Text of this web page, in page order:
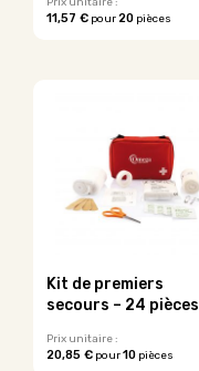
11,57 € pour20 pièces
peuvent
être
page
du
produit
Kit de premiers
secours – 24 pièces
Prix unitaire :
20,85 € pour10 pièces